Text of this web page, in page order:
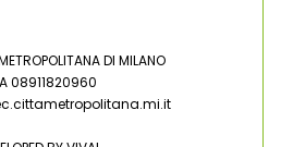
DI MILANO
08911820960